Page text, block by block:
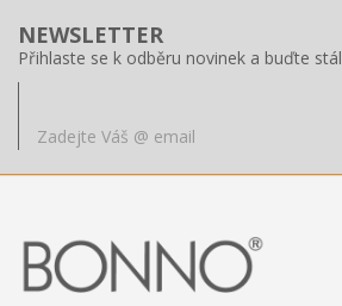
NEWSLETTER
Přihlaste se k odběru novinek a buďte